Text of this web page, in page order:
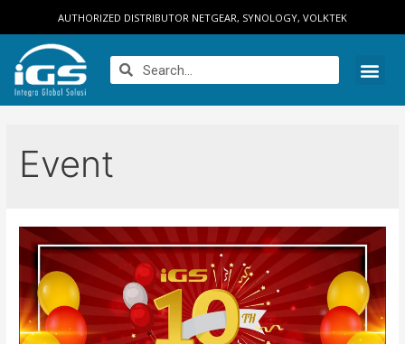
AUTHORIZED DISTRIBUTOR NETGEAR, SYNOLOGY, VOLKTEK
Event